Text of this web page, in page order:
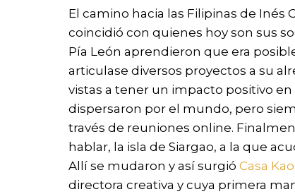
El camino hacia las Filipinas de Inés
coincidió con quienes hoy son sus
Pía León aprendieron que era
articulase diversos proyectos a su
vistas a tener un impacto positivo
dispersaron por el mundo, pero
través de reuniones online.
hablar, la isla de Siargao, a la que
Allí se mudaron y así surgió Casa
directora creativa y cuya primera